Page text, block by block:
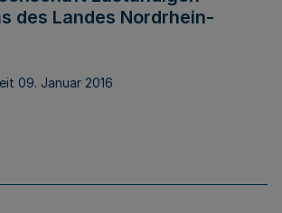
des Landes Nordrhein-
09. Januar 2016